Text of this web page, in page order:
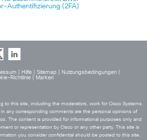
Authentifizierung (2FA)
Hilfe Sitemap Nutzungsbedingungen
Richtlinie
Marken
to this site, including the moderators, work for Cisco Systems.
any corresponding comments are the personal opinions of
The content is provided for informational purposes only and
or representation by Cisco or any other party. This site is
you consider confidential should be posted to this site.